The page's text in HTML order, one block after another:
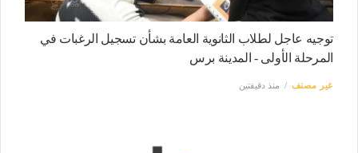
توجيه عاجل لطلاب الثانوية العامة بشأن تسجيل الرغبات في
المرحلة الأولى - المدينة برس
غير مصنف منذ دقيقتين